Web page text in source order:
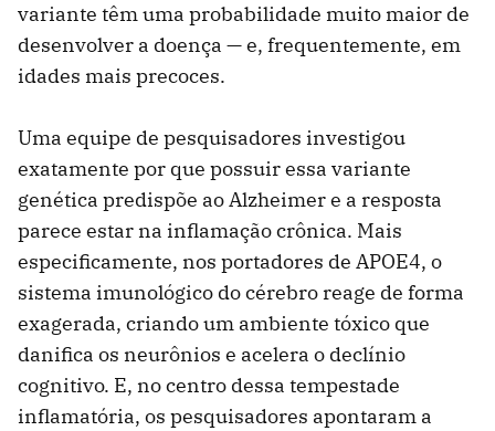
variante têm uma probabilidade muito maior de
desenvolver a doença — e, frequentemente, em
idades mais precoces.
Uma equipe de pesquisadores investigou
exatamente por que possuir essa variante
genética predispõe ao Alzheimer e a resposta
parece estar na inflamação crônica. Mais
especificamente, nos portadores de APOE4, o
sistema imunológico do cérebro reage de forma
exagerada, criando um ambiente tóxico que
danifica os neurônios e acelera o declínio
cognitivo. E, no centro dessa tempestade
inflamatória, os pesquisadores apontaram a